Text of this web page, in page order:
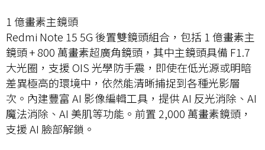
1 億畫素主鏡頭
Redmi Note 15 5G 後置雙鏡頭組合，包括 1 億畫素主
鏡頭 + 800 萬畫素超廣角鏡頭，其中主鏡頭具備 F1.7
大光圈，支援 OIS 光學防手震，即使在低光源或明暗
差異極高的環境中，依然能清晰捕捉到各種光影層
次。內建豐富 AI 影像編輯工具，提供 AI 反光消除、AI
魔法消除、AI 美肌等功能。前置 2,000 萬畫素鏡頭，
支援 AI 臉部解鎖。